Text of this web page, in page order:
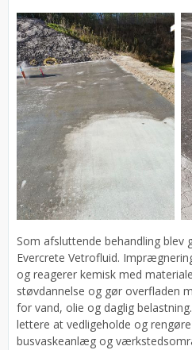
Som afsluttende behandling
Evercrete Vetrofluid.
og reagerer kemisk med
støvdannelse og gør overfladen
for vand, olie og daglig
lettere at vedligeholde og
busvaskeanlæg og